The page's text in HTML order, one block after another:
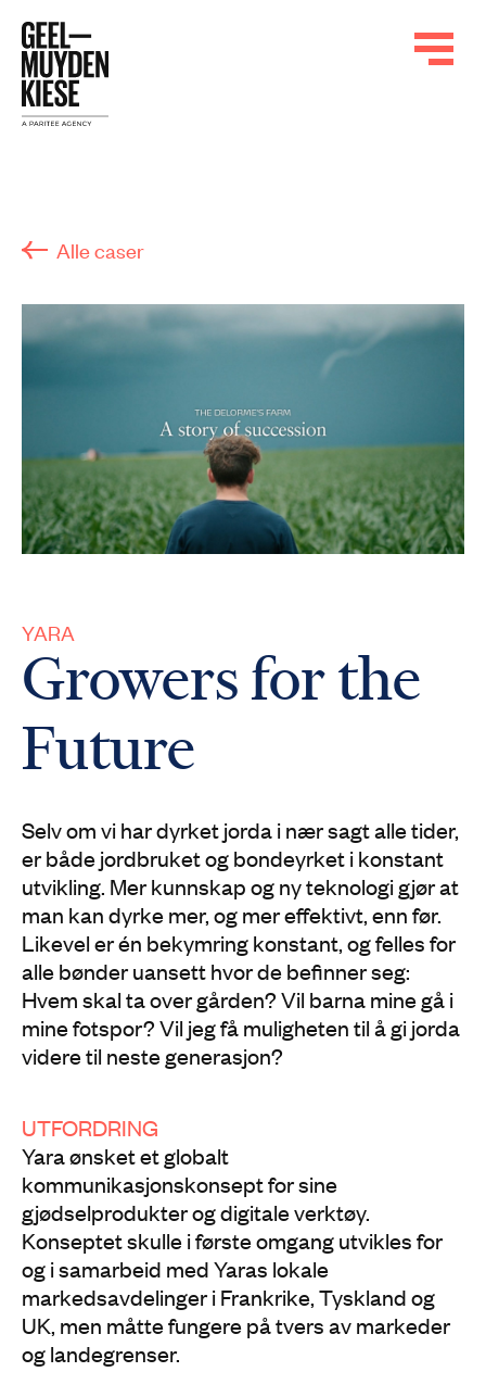
Alle caser
YARA
Growers for the
Future
Selv om vi har dyrket jorda i nær sagt alle tider,
er både jordbruket og bondeyrket i konstant
utvikling. Mer kunnskap og ny teknologi gjør at
man kan dyrke mer, og mer effektivt, enn før.
Likevel er én bekymring konstant, og felles for
alle bønder uansett hvor de befinner seg:
Hvem skal ta over gården? Vil barna mine gå i
mine fotspor? Vil jeg få muligheten til å gi jorda
videre til neste generasjon?
UTFORDRING
Yara ønsket et globalt
kommunikasjonskonsept for sine
gjødselprodukter og digitale verktøy.
Konseptet skulle i første omgang utvikles for
og i samarbeid med Yaras lokale
markedsavdelinger i Frankrike, Tyskland og
UK, men måtte fungere på tvers av markeder
og landegrenser.